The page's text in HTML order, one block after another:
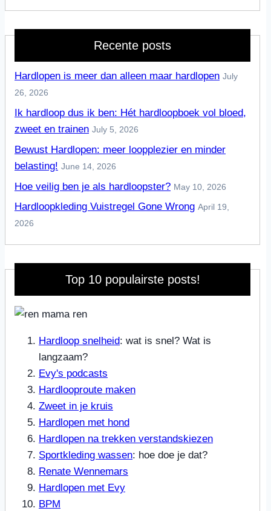
Recente posts
Hardlopen is meer dan alleen maar hardlopen July
26, 2026
Ik hardloop dus ik ben: Hét hardloopboek vol bloed,
zweet en trainen July 5, 2026
Bewust Hardlopen: meer loopplezier en minder
belasting! June 14, 2026
Hoe veilig ben je als hardloopster? May 10, 2026
Hardloopkleding Vuistregel Gone Wrong April 19,
2026
Top 10 populairste posts!
Hardloop snelheid: wat is snel? Wat is
langzaam?
Evy's podcasts
Hardlooproute maken
Zweet in je kruis
Hardlopen met hond
Hardlopen na trekken verstandskiezen
Sportkleding wassen: hoe doe je dat?
Renate Wennemars
Hardlopen met Evy
BPM